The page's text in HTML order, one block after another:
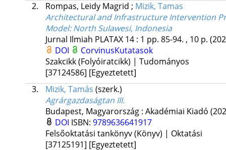
2.
Rompas, Leidy Magrid ; Mizik, Tamas
Architectural and Infrastructure Intervention
Model: North Sulawesi, Indonesia
Jurnal Ilmiah PLATAX 14: 1 pp. 85-94. , 10 p.
DOI
CorvinusKutatasok
Szakcikk (Folyóiratcikk) | Tudományos
[37124586] [Egyeztetett]
3.
Mizik, Tamás (szerk.)
Agrárgazdaságtan III.
Budapest, Magyarország : Akadémiai Kiadó
DOI ISBN: 9789636641917
Felsőoktatási tankönyv (Könyv) | Oktatási
[37125191] [Egyeztetett]